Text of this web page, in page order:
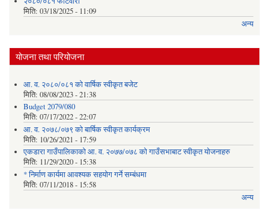
मिति: 03/18/2025 - 11:09
अन्य
योजना तथा परियोजना
आ. व. २०८०/०८१ को वार्षिक स्वीकृत बजेट
मिति: 08/08/2023 - 21:38
Budget 2079/080
मिति: 07/17/2022 - 22:07
आ. व. २०७८/०७९ को बार्षिक स्वीकृत कार्यक्रम
मिति: 10/26/2021 - 17:59
एकडारा गाउँपालिकाको आ. व. २०७७/०७८ को गाउँसभाबाट स्वीकृत योजनाहरु
मिति: 11/29/2020 - 15:38
* निर्माण कार्यमा आवश्यक सहयोग गर्ने सम्बंधमा
मिति: 07/11/2018 - 15:58
अन्य